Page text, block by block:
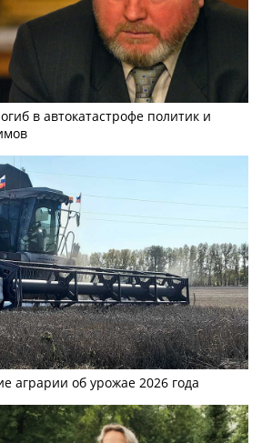
в автокатастрофе политик и
аграрии об урожае 2026 года